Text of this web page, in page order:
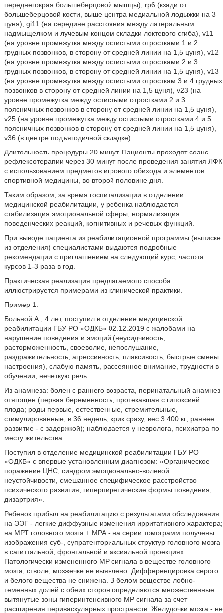
переднегокрая большеберцовой мышцы), rp6 (кзади от
большеберцовой кости, выше центра медиальной лодыжки на 3
цуня), gi11 (на середине расстояния между латеральным
надмыщелком и лучевым концом складки локтевого сгиба), v11
(на уровне промежутка между остистыми отростками 1 и 2
грудных позвонков, в сторону от средней линии на 1,5 цуня), v12
(на уровне промежутка между остистыми отростками 2 и 3
грудных позвонков, в сторону от средней линии на 1,5 цуня), v13
(на уровне промежутка между остистыми отросткам 3 и 4 грудных
позвонков в сторону от средней линии на 1,5 цуня), v23 (на
уровне промежутка между остистыми отростками 2 и 3
поясничных позвонков в сторону от средней линии на 1,5 цуня),
v25 (на уровне промежутка между остистыми отростками 4 и 5
поясничных позвонков в сторону от средней линии на 1,5 цуня),
v36 (в центре подъягодичной складке).
Длительность процедуры 20 минут. Пациенты проходят сеанс
рефлексотерапии через 30 минут после проведения занятия ЛФК
с использованием предметов игрового обихода и элементов
спортивной медицины, во второй половине дня.
Таким образом, за время госпитализации в отделении
медицинской реабилитации, у ребенка наблюдается
стабилизация эмоциональной сферы, нормализация
поведенческих реакций, когнитивных и речевых функций.
При выводе пациента из реабилитационной программы (выписке
из отделения) специалистами выдаются подробные
рекомендации с приглашением на следующий курс, частота
курсов 1-3 раза в год.
Практическая реализация предлагаемого способа
иллюстрируется примерами из клинической практики.
Пример 1.
Больной А., 4 лет, поступил в отделение медицинской
реабилитации ГБУ РО «ОДКБ» 02.12.2019 с жалобами на
нарушение поведения и эмоций (неусидчивость,
расторможенность, своеволие, непослушание,
раздражительность, агрессивность, плаксивость, быстрые смены
настроения), слабую память, рассеянное внимание, трудности в
обучении, нечеткую речь.
Из анамнеза: болен с раннего возраста, перинатальный анамнез
отягощен (первая беременность, протекавшая с гипоксией
плода; роды первые, естественные, стремительные,
стимулированные, в 36 недель, крик сразу, вес 3.400 кг; раннее
развитие - с задержкой); наблюдается у невролога, психиатра по
месту жительства.
Поступил в отделение медицинской реабилитации ГБУ РО
«ОДКБ» с впервые установленным диагнозом: «Органическое
поражение ЦНС, синдром эмоционально-волевой
неустойчивости, смешанное специфическое расстройство
психического развития, гиперпиретические формы поведения,
дизартрия».
Ребенок прибыл на реабилитацию с результатами обследования:
на ЭЭГ - легкие диффузные изменения ирритативного характера;
на МРТ головного мозга + МРА - на серии томограмм получены
изображения суб-, супратенториальных структур головного мозга
в сагиттальной, фронтальной и аксиальной проекциях.
Патологически измененного MP сигнала в веществе головного
мозга, стволе, мозжечке не выявлено. Дифференцировка серого
и белого вещества не снижена. В белом веществе лобно-
теменных долей с обеих сторон определяются множественные
вытянутые зоны гиперинтенсивного MP сигнала за счет
расширения периваскулярных пространств. Желудочки мозга - не